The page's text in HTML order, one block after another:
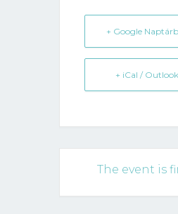
+ Google
+ iCal /
The event is